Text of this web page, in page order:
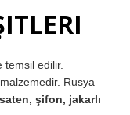
edilir.
Rusya
şifon, jakarlı